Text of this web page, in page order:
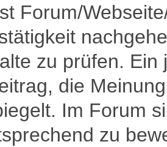
Forum/
zu prüfen.
die
Im Forum
zu